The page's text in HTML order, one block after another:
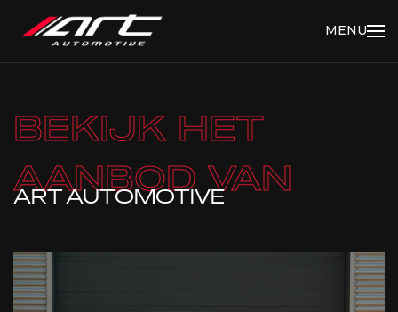
MENU
BEKIJK HET
AANBOD VAN
ART AUTOMOTIVE